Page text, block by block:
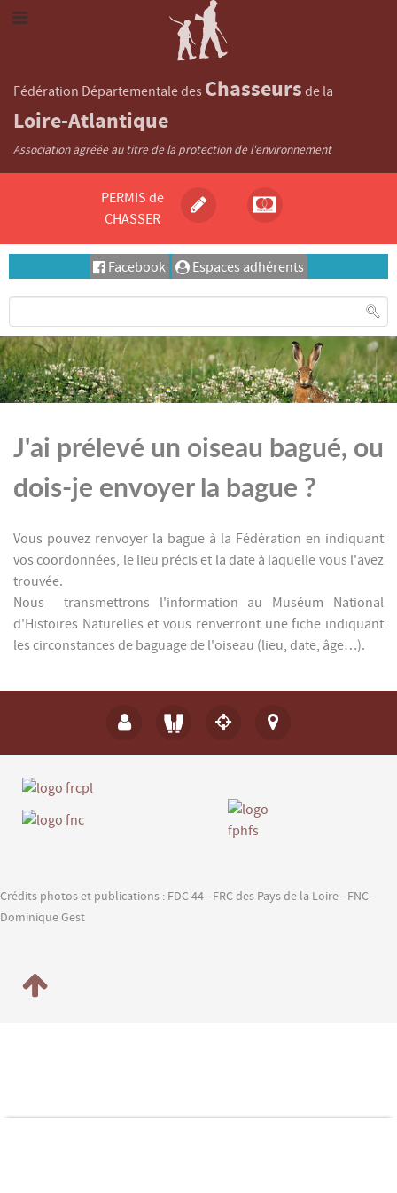
Fédération Départementale des Chasseurs de la
Loire-Atlantique
Association agréée au titre de la protection de l'environnement
PERMIS de
CHASSER
Facebook Espaces adhérents
J'ai prélevé un oiseau bagué, ou
dois-je envoyer la bague ?
Vous pouvez renvoyer la bague à la Fédération en indiquant
vos coordonnées, le lieu précis et la date à laquelle vous l'avez
trouvée.
Nous transmettrons l'information au Muséum National
d'Histoires Naturelles et vous renverront une fiche indiquant
les circonstances de baguage de l'oiseau (lieu, date, âge…).
Crédits photos et publications : FDC 44 - FRC des Pays de la Loire - FNC -
Dominique Gest